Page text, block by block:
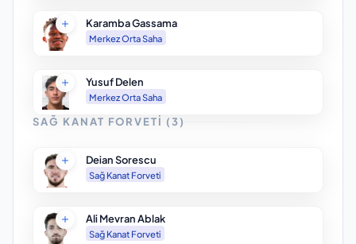
Karamba Gassama
Merkez Orta Saha
Yusuf Delen
Merkez Orta Saha
SAĞ KANAT FORVETI (3)
Deian Sorescu
Sağ Kanat Forveti
Ali Mevran Ablak
Sağ Kanat Forveti